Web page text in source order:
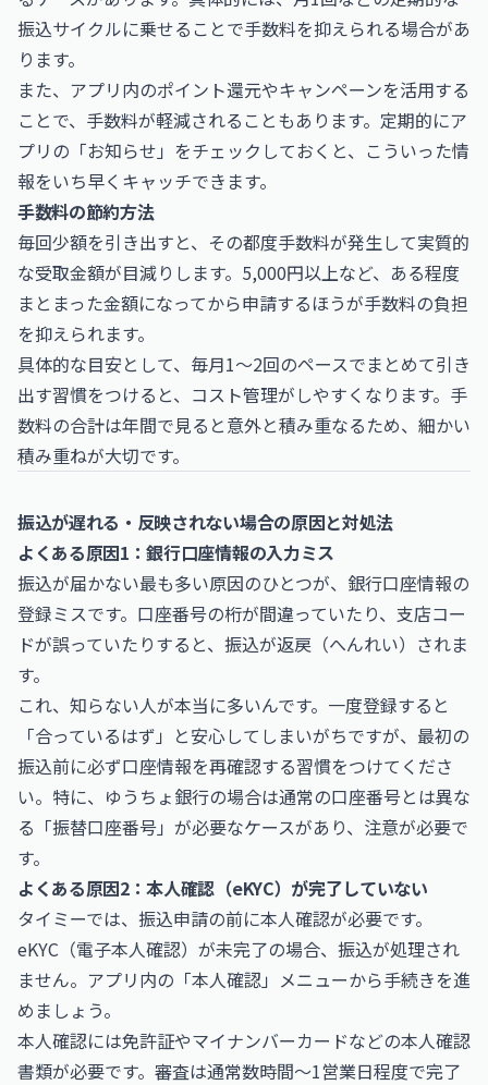
振込サイクルに乗せることで手数料を抑えられる場合があ
ります。
また、アプリ内のポイント還元やキャンペーンを活用する
ことで、手数料が軽減されることもあります。定期的にア
プリの「お知らせ」をチェックしておくと、こういった情
報をいち早くキャッチできます。
手数料の節約方法
毎回少額を引き出すと、その都度手数料が発生して実質的
な受取金額が目減りします。5,000円以上など、ある程度
まとまった金額になってから申請するほうが手数料の負担
を抑えられます。
具体的な目安として、毎月1〜2回のペースでまとめて引き
出す習慣をつけると、コスト管理がしやすくなります。手
数料の合計は年間で見ると意外と積み重なるため、細かい
積み重ねが大切です。
振込が遅れる・反映されない場合の原因と対処法
よくある原因1：銀行口座情報の入力ミス
振込が届かない最も多い原因のひとつが、銀行口座情報の
登録ミスです。口座番号の桁が間違っていたり、支店コー
ドが誤っていたりすると、振込が返戻（へんれい）されま
す。
これ、知らない人が本当に多いんです。一度登録すると
「合っているはず」と安心してしまいがちですが、最初の
振込前に必ず口座情報を再確認する習慣をつけてくださ
い。特に、ゆうちょ銀行の場合は通常の口座番号とは異な
る「振替口座番号」が必要なケースがあり、注意が必要で
す。
よくある原因2：本人確認（eKYC）が完了していない
タイミーでは、振込申請の前に本人確認が必要です。
eKYC（電子本人確認）が未完了の場合、振込が処理され
ません。アプリ内の「本人確認」メニューから手続きを進
めましょう。
本人確認には免許証やマイナンバーカードなどの本人確認
書類が必要です。審査は通常数時間〜1営業日程度で完了